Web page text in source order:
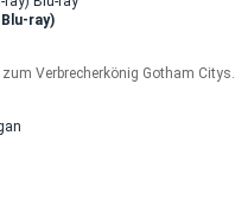
ray)
Verbrecherkönig Gotham Citys.